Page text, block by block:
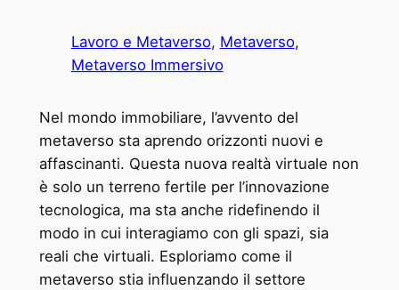
Lavoro e Metaverso, Metaverso
Metaverso Immersivo
Nel mondo immobiliare, l’avvento del
metaverso sta aprendo orizzonti nuovi e
affascinanti. Questa nuova realtà virtuale non
è solo un terreno fertile per l’innovazione
tecnologica, ma sta anche ridefinendo il
modo in cui interagiamo con gli spazi, sia
reali che virtuali. Esploriamo come il
metaverso stia influenzando il settore